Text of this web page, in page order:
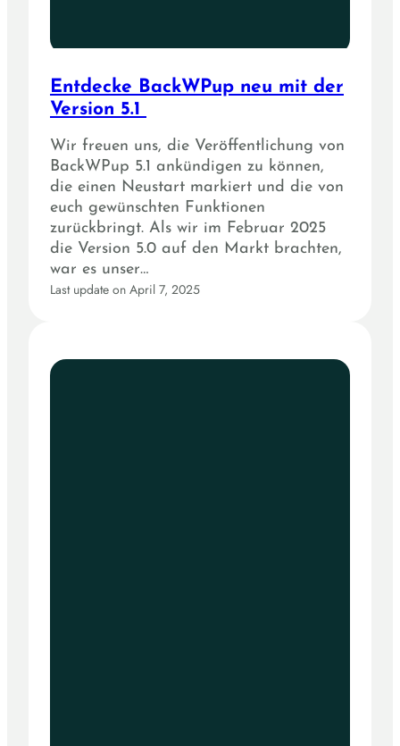
Entdecke BackWPup neu mit der
Version 5.1
Wir freuen uns, die Veröffentlichung von
BackWPup 5.1 ankündigen zu können,
die einen Neustart markiert und die von
euch gewünschten Funktionen
zurückbringt. Als wir im Februar 2025
die Version 5.0 auf den Markt brachten,
war es unser…
Last update on April 7, 2025